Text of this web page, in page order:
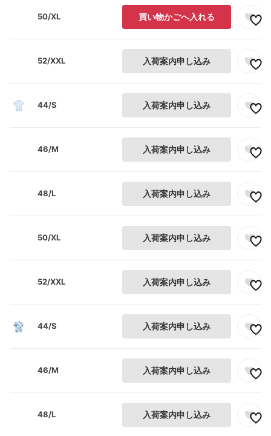
50/XL 買い物かごへ入れる
52/XXL 入荷案内申し込み
44/S 入荷案内申し込み
46/M 入荷案内申し込み
48/L 入荷案内申し込み
50/XL 入荷案内申し込み
52/XXL 入荷案内申し込み
44/S 入荷案内申し込み
46/M 入荷案内申し込み
48/L 入荷案内申し込み